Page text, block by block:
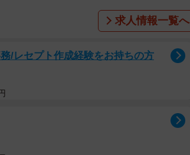
求人情報一覧へ
/レセプト作成経験をお持ちの方